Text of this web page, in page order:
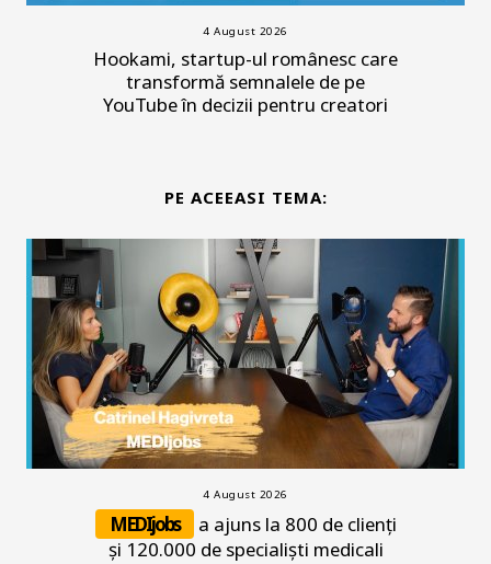
4 August 2026
Hookami, startup-ul românesc care
transformă semnalele de pe
YouTube în decizii pentru creatori
PE ACEEASI TEMA:
4 August 2026
MEDIjobs
a ajuns la 800 de clienți
și 120.000 de specialiști medicali